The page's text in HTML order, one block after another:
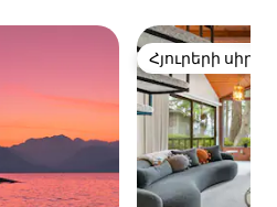
Հյուրերի
Հյուրերի